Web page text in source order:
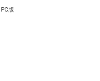
PC版